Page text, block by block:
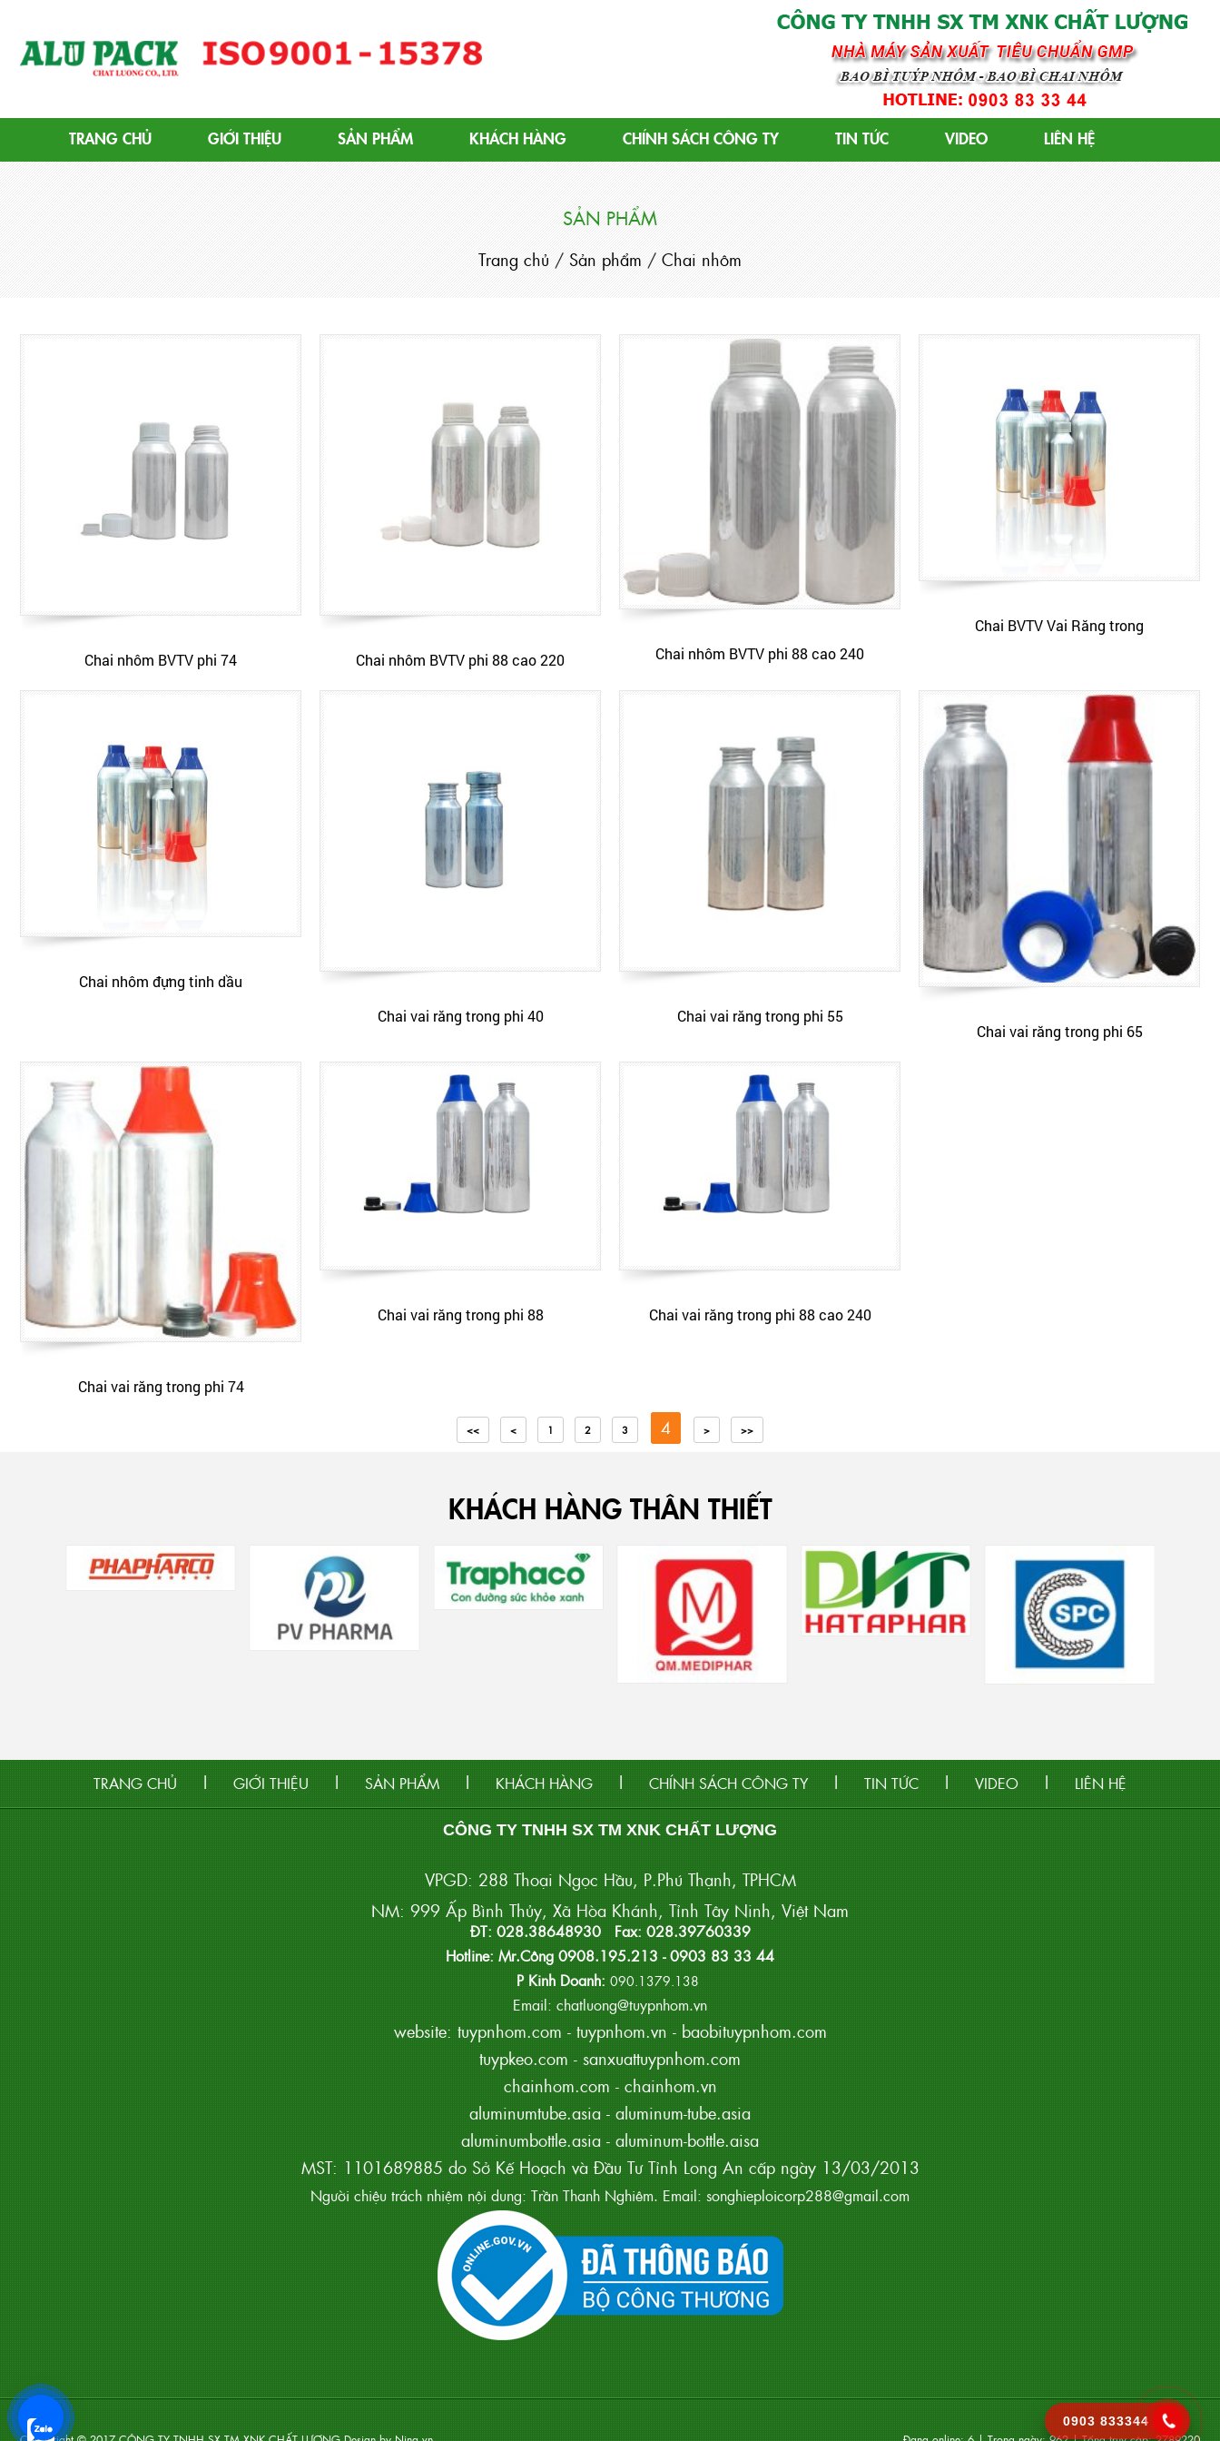
0903 833344
Alupack - Bao Bì Tuýp Nhôm | Chai Nhôm Tiêu Chuẩn GMP
TRANG CHỦ GIỚI THIỆU SẢN PHẨM KHÁCH HÀNG CHÍNH SÁCH CÔNG TY TIN TỨC VIDEO LIÊN HỆ
SẢN PHẨM
Trang chủ / Sản phẩm / Chai nhôm
Chai nhôm BVTV phi 74 Chai nhôm BVTV phi 88 cao 220 Chai nhôm BVTV phi 88 cao 240
Chai BVTV Vai Răng trong
Chai nhôm đựng tinh dầu
Chai vai răng trong phi 40
Chai vai răng trong phi 55
Chai vai răng trong phi 65
Chai vai răng trong phi 74
Chai vai răng trong phi 88 Chai vai răng trong phi 88 cao 240
<< < 1 2 3 4 > >>
KHÁCH HÀNG THÂN THIẾT
TRANG CHỦ | GIỚI THIỆU | SẢN PHẨM | KHÁCH HÀNG | CHÍNH SÁCH CÔNG TY | TIN TỨC | VIDEO | LIÊN HỆ
CÔNG TY TNHH SX TM XNK CHẤT LƯỢNG
VPGD: 288 Thoại Ngọc Hầu, P.Phú Thạnh, TPHCM
NM: 999 Ấp Bình Thủy, Xã Hòa Khánh, Tỉnh Tây Ninh, Việt Nam
ĐT: 028.38648930 Fax: 028.39760339
Hotline: Mr.Công 0908.195.213 - 0903 83 33 44
P Kinh Doanh: 090.1379.138
Email: chatluong@tuypnhom.vn
website: tuypnhom.com - tuypnhom.vn - baobituypnhom.com
tuypkeo.com - sanxuattuypnhom.com
chainhom.com - chainhom.vn
aluminumtube.asia - aluminum-tube.asia
aluminumbottle.asia - aluminum-bottle.aisa
MST: 1101689885 do Sở Kế Hoạch và Đầu Tư Tỉnh Long An cấp ngày 13/03/2013
Người chiệu trách nhiệm nội dung: Trần Thanh Nghiêm. Email: songhieploicorp288@gmail.com